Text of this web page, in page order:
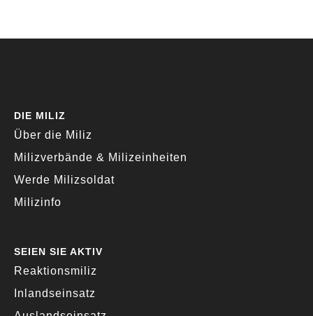
DIE MILIZ
Über die Miliz
Milizverbände & Milizeinheiten
Werde Milizsoldat
Milizinfo
SEIEN SIE AKTIV
Reaktionsmiliz
Inlandseinsatz